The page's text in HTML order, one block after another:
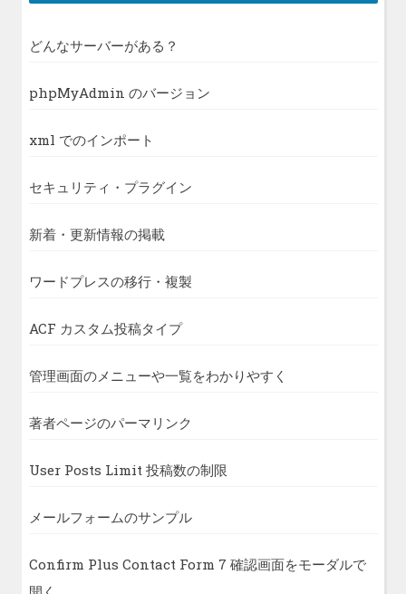
どんなサーバーがある？
phpMyAdmin のバージョン
xml でのインポート
セキュリティ・プラグイン
新着・更新情報の掲載
ワードプレスの移行・複製
ACF カスタム投稿タイプ
管理画面のメニューや一覧をわかりやすく
著者ページのパーマリンク
User Posts Limit 投稿数の制限
メールフォームのサンプル
Confirm Plus Contact Form 7 確認画面をモーダルで